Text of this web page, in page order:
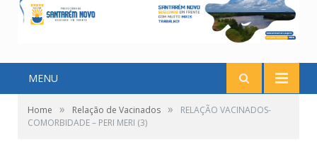
MENU
Home » Relação de Vacinados »
RELAÇÃO VACINADOS-
COMORBIDADE – PERI MERI (3)